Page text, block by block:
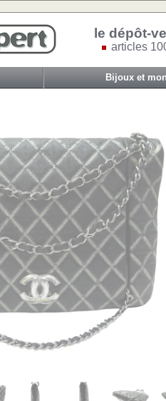
le dépôt-
articles
Bijoux et